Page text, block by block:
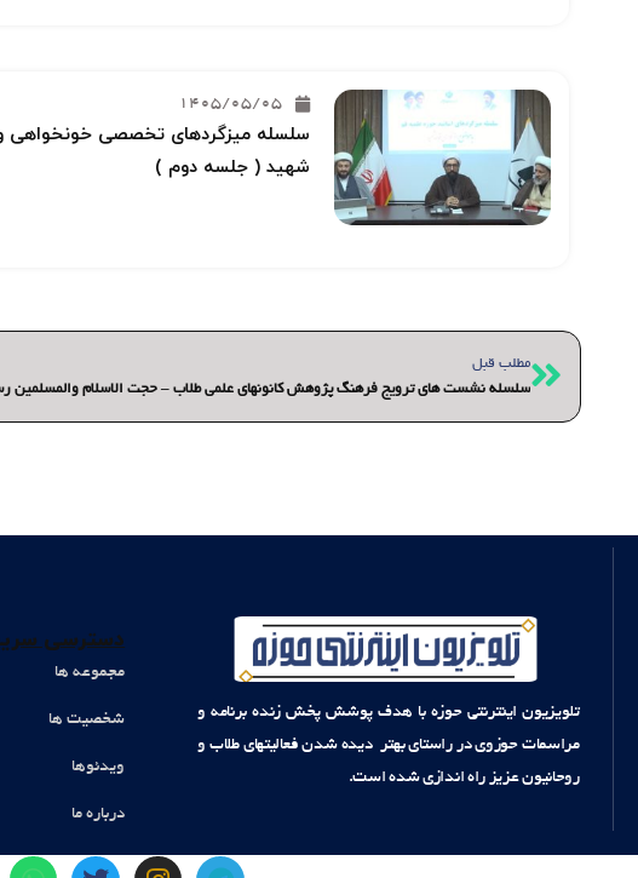
1405/05/05
سلسله میزگردهای تخصصی خونخواهی و
شهید ( جلسه دوم )
قبلیمطلب قبل
سلسله نشست های ترویج فرهنگ پژوهش کانونهای علمی طلاب – حجت الاسلام والمسلمین
تلویزیون اینترنتی حوزه با هدف پوشش پخش زنده برنامه و
مراسمات حوزوی در راستای بهتر دیده شدن فعالیتهای طلاب و
روحانیون عزیز راه اندازی شده است.
دسترسی
مجموعه ها
شخصیت ها
ویدئوها
درباره ما
T
I
T
W